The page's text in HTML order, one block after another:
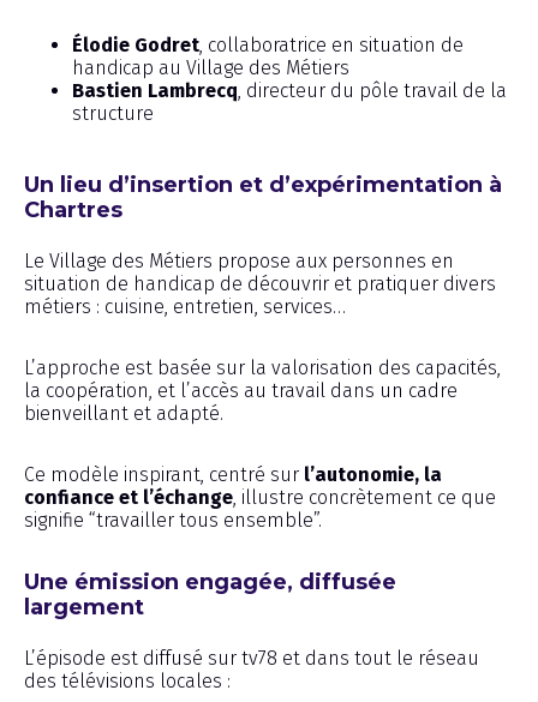
Élodie Godret , collaboratrice en situation de
handicap au Village des Métiers
Bastien Lambrecq , directeur du pôle travail de la
structure
Un lieu d’insertion et d’expérimentation à
Chartres
Le Village des Métiers propose aux personnes en
situation de handicap de découvrir et pratiquer divers
métiers : cuisine, entretien, services…
L’approche est basée sur la valorisation des capacités,
la coopération, et l’accès au travail dans un cadre
bienveillant et adapté.
Ce modèle inspirant, centré sur l’autonomie, la
confiance et l’échange , illustre concrètement ce que
signifie “travailler tous ensemble”.
Une émission engagée, diffusée
largement
L’épisode est diffusé sur tv78 et dans tout le réseau
des télévisions locales :